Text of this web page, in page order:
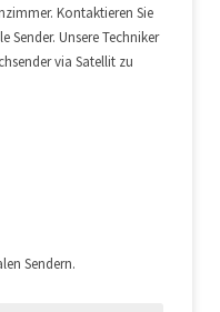
Kontaktieren Sie
Unsere Techniker
via Satellit zu
Sendern.